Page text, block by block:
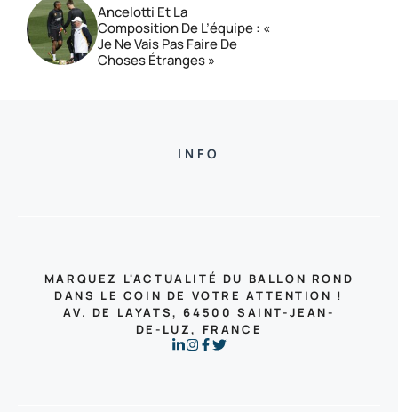
Ancelotti Et La
Composition De L’équipe : «
Je Ne Vais Pas Faire De
Choses Étranges »
INFO
MARQUEZ L'ACTUALITÉ DU BALLON ROND
DANS LE COIN DE VOTRE ATTENTION !
AV. DE LAYATS, 64500 SAINT-JEAN-
DE-LUZ, FRANCE